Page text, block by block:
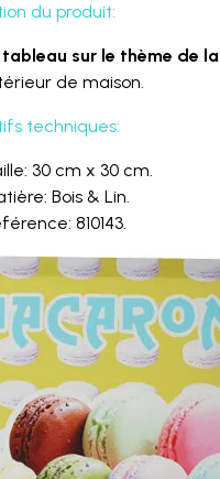
du produit:
tableau sur le thème de
de maison.
techniques:
30 cm x 30 cm.
Bois & Lin.
810143.